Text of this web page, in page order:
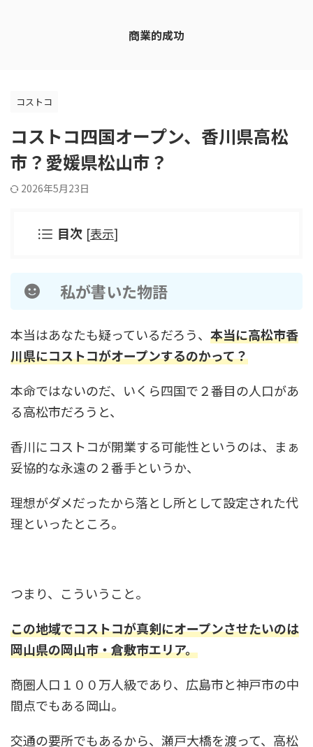
商業的成功
コストコ
コストコ四国オープン、香川県高松
市？愛媛県松山市？
2026年5月23日
目次 [表示]
私が書いた物語
本当はあなたも疑っているだろう、 本当に高松市香
川県にコストコがオープンするのかって？
本命ではないのだ、いくら四国で２番目の人口があ
る高松市だろうと、
香川にコストコが開業する可能性というのは、まぁ
妥協的な永遠の２番手というか、
理想がダメだったから落とし所として設定された代
理といったところ。
つまり、こういうこと。
この地域でコストコが真剣にオープンさせたいのは
岡山県の岡山市・倉敷市エリア。
商圏人口１００万人級であり、広島市と神戸市の中
間点でもある岡山。
交通の要所でもあるから、瀬戸大橋を渡って、高松